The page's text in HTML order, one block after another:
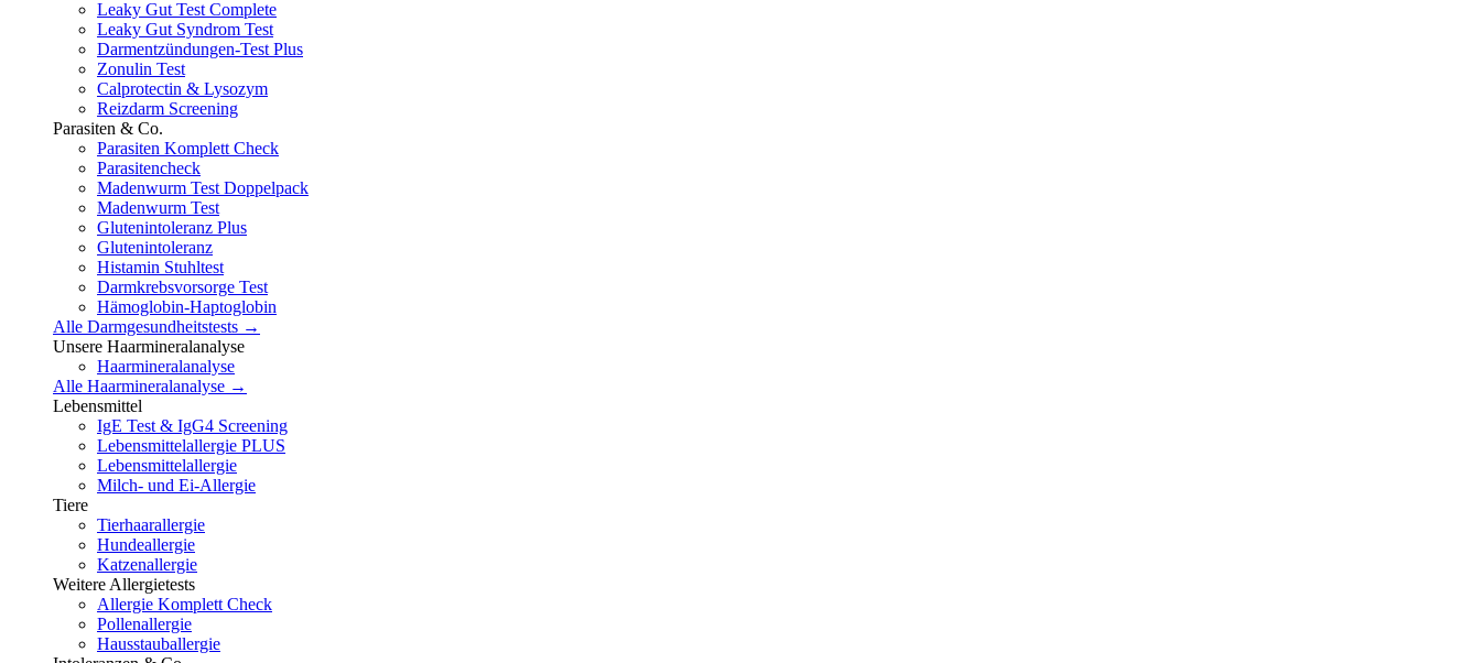
Leaky Gut Test Complete
Leaky Gut Syndrom Test
Darmentzündungen-Test Plus
Zonulin Test
Calprotectin & Lysozym
Reizdarm Screening
Parasiten & Co.
Parasiten Komplett Check
Parasitencheck
Madenwurm Test Doppelpack
Madenwurm Test
Glutenintoleranz Plus
Glutenintoleranz
Histamin Stuhltest
Darmkrebsvorsorge Test
Hämoglobin-Haptoglobin
Alle Darmgesundheitstests →
Unsere Haarmineralanalyse
Haarmineralanalyse
Alle Haarmineralanalyse →
Lebensmittel
IgE Test & IgG4 Screening
Lebensmittelallergie PLUS
Lebensmittelallergie
Milch- und Ei-Allergie
Tiere
Tierhaarallergie
Hundeallergie
Katzenallergie
Weitere Allergietests
Allergie Komplett Check
Pollenallergie
Hausstauballergie